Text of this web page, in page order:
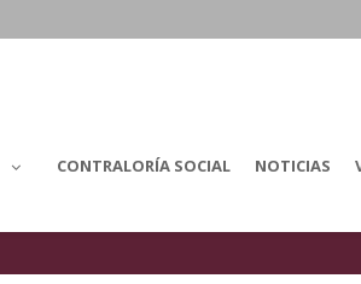
CONTRALORÍA SOCIAL NOTICIAS